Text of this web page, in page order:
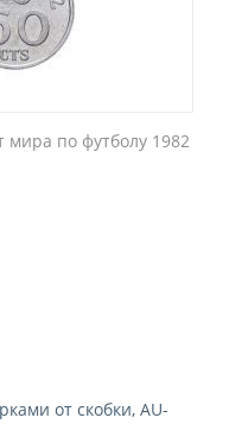
по футболу 1982
от скобки, AU-